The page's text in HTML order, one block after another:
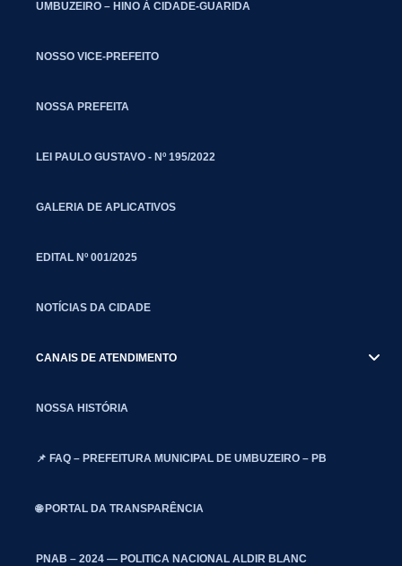
UMBUZEIRO – HINO À CIDADE-GUARIDA
NOSSO VICE-PREFEITO
NOSSA PREFEITA
LEI PAULO GUSTAVO - Nº 195/2022
GALERIA DE APLICATIVOS
EDITAL Nº 001/2025
NOTÍCIAS DA CIDADE
CANAIS DE ATENDIMENTO
NOSSA HISTÓRIA
📌 FAQ – PREFEITURA MUNICIPAL DE UMBUZEIRO – PB
🌐 PORTAL DA TRANSPARÊNCIA
PNAB – 2024 — POLITICA NACIONAL ALDIR BLANC